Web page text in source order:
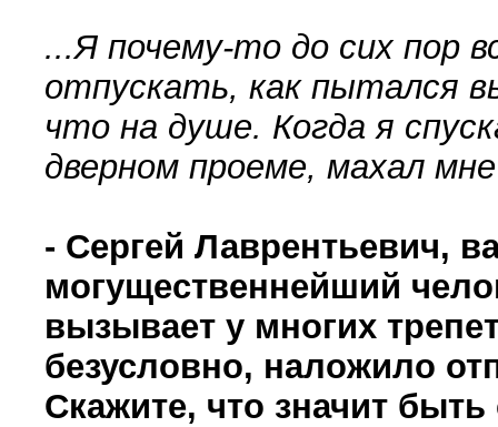
...Я почему-то до сих пор
отпускать, как пытался
что на душе. Когда я
дверном проеме, махал
- Сергей Лаврентьевич,
могущественнейший
вызывает у многих
безусловно, наложило
Скажите, что значит